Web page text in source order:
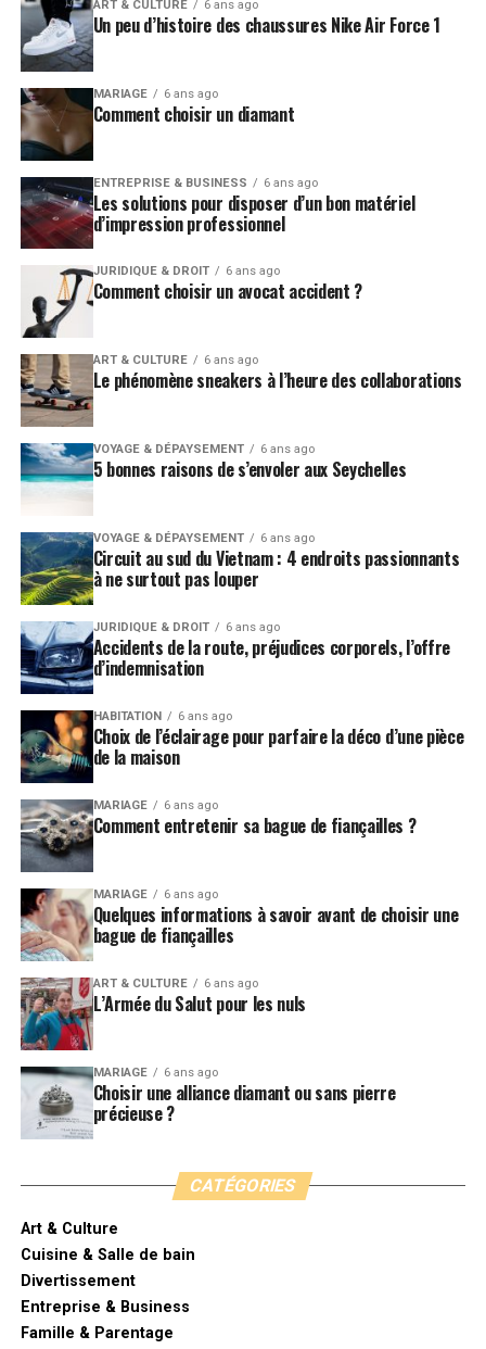
achetant une machine à pâtes sur
https://lefouineur.fr/machine-a-pates/. Avec quelques
ingrédients (œufs, farine, eau, etc.), vous pouvez faire
une bonne quantité de pâtes alimentaires dépourvues
de colorants et de conservateurs. En outre, vous pouvez
acheter une machine à pâtes à prix réduit sur le marché.
A titre indicatif, les tarifs peuvent évoluer entre 40 et
60 euros pour une machine à pâtes manuelle. Les
machines électriques ont un tarif supérieur à celui des
machines manuelles. Toutefois, elles sont accessibles à
tous les budgets.
ART & CULTURE 6 ans ago
Un peu d’histoire des chaussures Nike Air Force 1
MARIAGE 6 ans ago
Comment choisir un diamant
ENTREPRISE & BUSINESS 6 ans ago
Les solutions pour disposer d’un bon matériel
d’impression professionnel
JURIDIQUE & DROIT 6 ans ago
Comment choisir un avocat accident ?
ART & CULTURE 6 ans ago
Le phénomène sneakers à l’heure des collaborations
VOYAGE & DÉPAYSEMENT 6 ans ago
5 bonnes raisons de s’envoler aux Seychelles
VOYAGE & DÉPAYSEMENT 6 ans ago
Circuit au sud du Vietnam : 4 endroits passionnants
à ne surtout pas louper
JURIDIQUE & DROIT 6 ans ago
Accidents de la route, préjudices corporels, l’offre
d’indemnisation
HABITATION 6 ans ago
Choix de l’éclairage pour parfaire la déco d’une pièce
de la maison
MARIAGE 6 ans ago
Comment entretenir sa bague de fiançailles ?
MARIAGE 6 ans ago
Quelques informations à savoir avant de choisir une
bague de fiançailles
ART & CULTURE 6 ans ago
L’Armée du Salut pour les nuls
MARIAGE 6 ans ago
Choisir une alliance diamant ou sans pierre
précieuse ?
CATÉGORIES
Art & Culture
Cuisine & Salle de bain
Divertissement
Entreprise & Business
Famille & Parentage